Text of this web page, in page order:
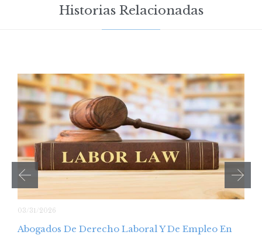
Historias Relacionadas
03/31/2026
Abogados De Derecho Laboral Y De Empleo En